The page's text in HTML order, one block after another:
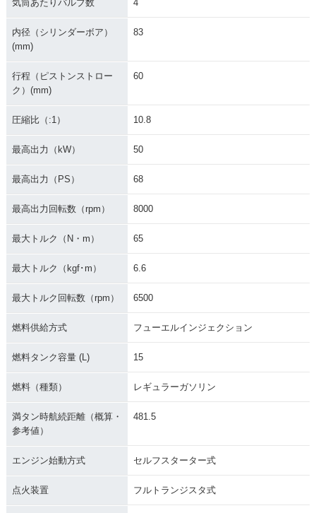
気筒あたりバルブ数 4
内径（シリンダーボア）
(mm)
83
行程（ピストンストロー
ク）(mm)
60
圧縮比（:1） 10.8
最高出力（kW） 50
最高出力（PS） 68
最高出力回転数（rpm） 8000
最大トルク（N・m） 65
最大トルク（kgf･m） 6.6
最大トルク回転数（rpm） 6500
燃料供給方式 フューエルインジェクション
燃料タンク容量 (L) 15
燃料（種類） レギュラーガソリン
満タン時航続距離（概算・
参考値）
481.5
エンジン始動方式 セルフスターター式
点火装置 フルトランジスタ式